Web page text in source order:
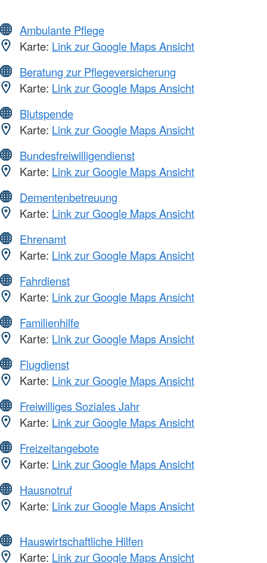
Ambulante Pflege
Karte: Link zur Google Maps Ansicht
Beratung zur Pflegeversicherung
Karte: Link zur Google Maps Ansicht
Blutspende
Karte: Link zur Google Maps Ansicht
Bundesfreiwilligendienst
Karte: Link zur Google Maps Ansicht
Dementenbetreuung
Karte: Link zur Google Maps Ansicht
Ehrenamt
Karte: Link zur Google Maps Ansicht
Fahrdienst
Karte: Link zur Google Maps Ansicht
Familienhilfe
Karte: Link zur Google Maps Ansicht
Flugdienst
Karte: Link zur Google Maps Ansicht
Freiwilliges Soziales Jahr
Karte: Link zur Google Maps Ansicht
Freizeitangebote
Karte: Link zur Google Maps Ansicht
Hausnotruf
Karte: Link zur Google Maps Ansicht
Hauswirtschaftliche Hilfen
Karte: Link zur Google Maps Ansicht